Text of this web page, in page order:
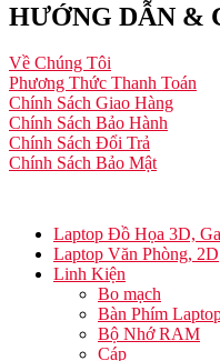
HƯỚNG DẪN &
Về Chúng Tôi
Phương Thức Thanh Toán
Chính Sách Giao Hàng
Chính Sách Bảo Hành
Chính Sách Đổi Trả
Chính Sách Bảo Mật
Laptop Đồ Họa 3D,
Laptop Văn Phòng, 2D
Linh Kiện
Bo mạch
Bàn Phím
Bộ Nhớ RAM
Cáp